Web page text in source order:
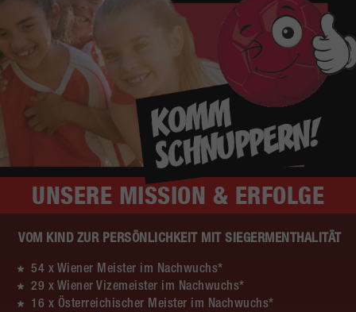
UNSERE MISSION & ERFOLGE
VOM KIND ZUR PERSÖNLICHKEIT MIT SIEGERMENTHALITÄT
54 x Wiener Meister im Nachwuchs*
29 x Wiener Vizemeister im Nachwuchs*
16 x Österreichischer Meister im Nachwuchs*